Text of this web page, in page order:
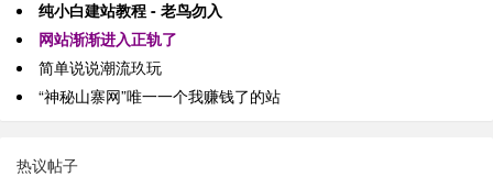
纯小白建站教程 - 老鸟勿入
网站渐渐进入正轨了
简单说说潮流玖玩
“神秘山寨网”唯一一个我赚钱了的站
热议帖子